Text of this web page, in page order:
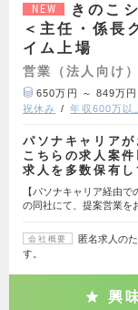
NEW
きのこ
＜主任・係長
イム上場
営業（法人向け）
650万円 ～ 849万円
祝休み
年収600万以
パソナキャリアが
こちらの求人案
求人を多数保有
【パソナキャリア経由
の同社にて、提案営業を
会社概要
匿名求人の
す。
興